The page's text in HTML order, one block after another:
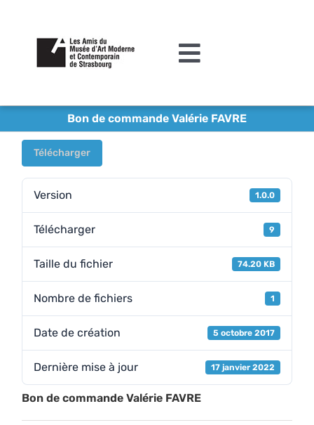
contenu
Toggle
L’association
Agenda
Actualités
Editions
Le MAMCS
Contact
Bon de commande Valérie FAVRE
Télécharger
Version 1.0.0
Télécharger 9
Taille du fichier 74.20 KB
Nombre de fichiers 1
Date de création 5 octobre 2017
Dernière mise à jour 17 janvier 2022
Bon de commande Valérie FAVRE